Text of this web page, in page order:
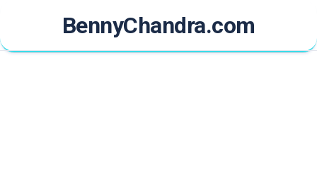
content
BennyChandra.com